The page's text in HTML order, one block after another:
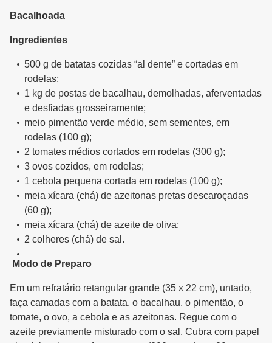
Bacalhoada
Ingredientes
500 g de batatas cozidas “al dente” e cortadas em
rodelas;
1 kg de postas de bacalhau, demolhadas, aferventadas
e desfiadas grosseiramente;
meio pimentão verde médio, sem sementes, em
rodelas (100 g);
2 tomates médios cortados em rodelas (300 g);
3 ovos cozidos, em rodelas;
1 cebola pequena cortada em rodelas (100 g);
meia xícara (chá) de azeitonas pretas descaroçadas
(60 g);
meia xícara (chá) de azeite de oliva;
2 colheres (chá) de sal.
Modo de Preparo
Em um refratário retangular grande (35 x 22 cm), untado,
faça camadas com a batata, o bacalhau, o pimentão, o
tomate, o ovo, a cebola e as azeitonas. Regue com o
azeite previamente misturado com o sal. Cubra com papel